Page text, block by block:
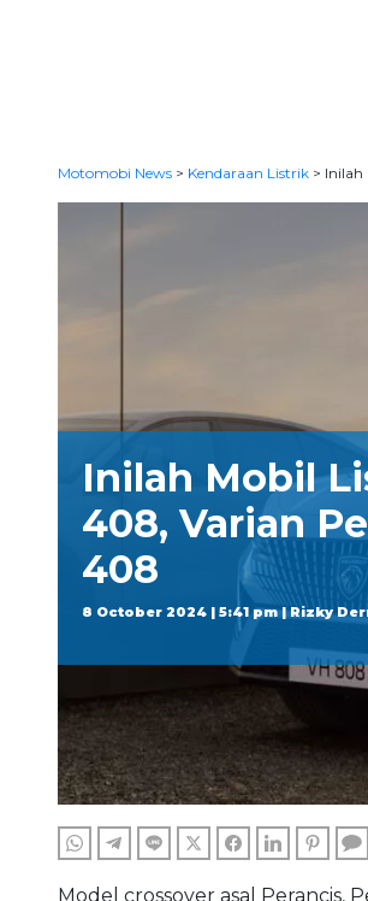
Motomobi News> Kendaraan Listrik> Inilah
Inilah Mobil
408, Varian
408
8 October 2024 | 5:41 pm | Rizky
WHATSAPPTELEGRAM
LINE TWITTERFACEBOOKLINKEDIN
Model crossover asal Perancis,